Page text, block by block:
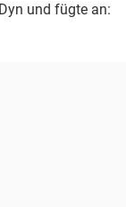
und fügte an: